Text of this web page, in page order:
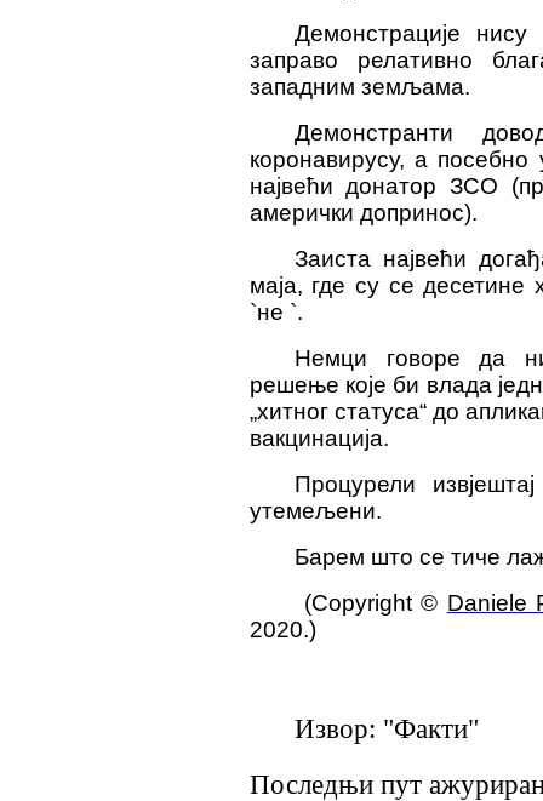
Демонстрације
заправо релативно
западним земљама.
Демонстранти
коронавирусу, а посебно
највећи донатор ЗСО
амерички допринос).
Заиста највећи
маја, где су се
`не `.
Немци говоре да
решење које би влада
„хитног статуса“ до
вакцинација.
Процурели
утемељени.
Барем што се тиче
(Copyright © Daniele
2020.)
Извор: "Факти"
Последњи пут